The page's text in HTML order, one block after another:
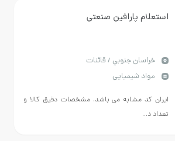
پارافین صنعتی
خراسان جنوبي / قائنات
مواد شیمیایی
کد مشابه می باشد. مشخصات دقیق کالا و
د...